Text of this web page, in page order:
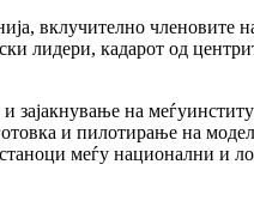
вклучително
лидери, кадарот од
на
и пилотирање на
меѓу национални и